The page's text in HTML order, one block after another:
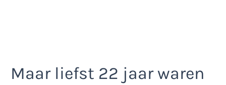
Maar liefst 22 jaar waren